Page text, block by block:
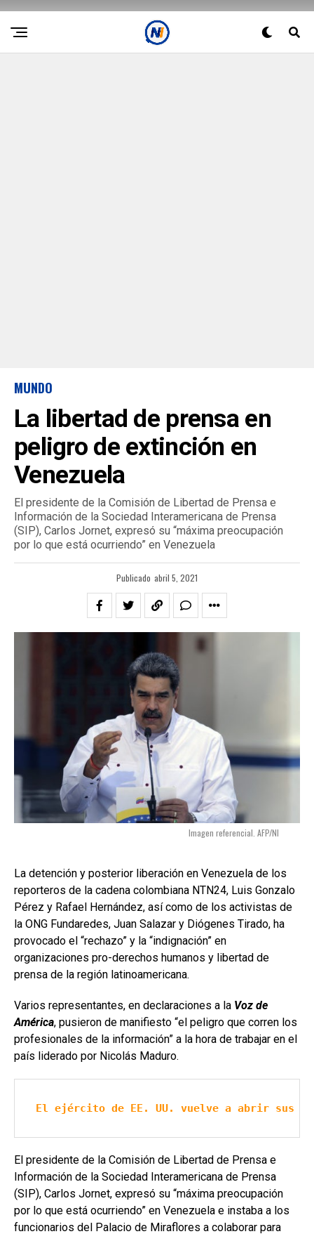
MUNDO
La libertad de prensa en
peligro de extinción en
Venezuela
El presidente de la Comisión de Libertad de Prensa e
Información de la Sociedad Interamericana de Prensa
(SIP), Carlos Jornet, expresó su “máxima preocupación
por lo que está ocurriendo” en Venezuela
Publicado abril 5, 2021
Imagen referencial. AFP/NI
La detención y posterior liberación en Venezuela de los
reporteros de la cadena colombiana NTN24, Luis Gonzalo
Pérez y Rafael Hernández, así como de los activistas de
la ONG Fundaredes, Juan Salazar y Diógenes Tirado, ha
provocado el “rechazo” y la “indignación” en
organizaciones pro-derechos humanos y libertad de
prensa de la región latinoamericana.
Varios representantes, en declaraciones a la Voz de
América, pusieron de manifiesto “el peligro que corren los
profesionales de la información” a la hora de trabajar en el
país liderado por Nicolás Maduro.
El ejército de EE. UU. vuelve a abrir sus
El presidente de la Comisión de Libertad de Prensa e
Información de la Sociedad Interamericana de Prensa
(SIP), Carlos Jornet, expresó su “máxima preocupación
por lo que está ocurriendo” en Venezuela e instaba a los
funcionarios del Palacio de Miraflores a colaborar para